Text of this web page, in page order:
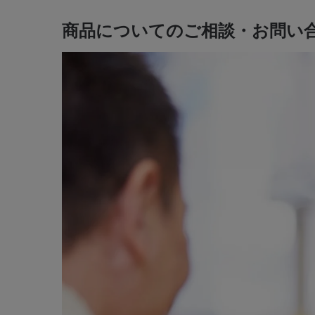
商品についてのご相談・お問い